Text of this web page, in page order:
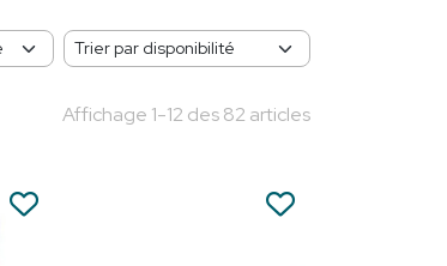
Affichage 1-12 des 82 articles